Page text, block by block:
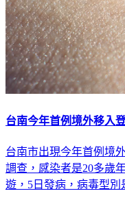
台南今年首例境外移入
台南市出現今年首例境
調查，感染者是20多歲
遊，5日發病，病毒型別